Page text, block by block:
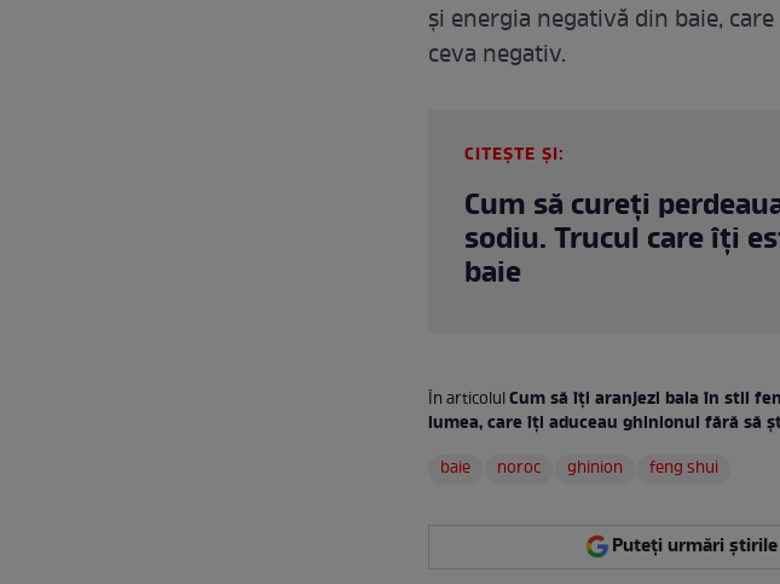
și energia negativă din baie,
ceva negativ.
CITEȘTE ȘI:
Cum să cureți
sodiu. Trucul care îți
baie
În articolulCum să îți aranjezi baia în stil
lumea, care îți aduceau ghinionul fără să
baie
noroc ghinion feng shui
Puteți urmări știrile